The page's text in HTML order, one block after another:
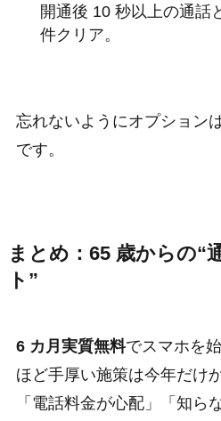
開通後 10 秒以上の通話
件クリア。
忘れないようにオプション
です。
まとめ：65 歳からの“
ト”
6 カ月実質無料でスマホを
ほど手厚い施策は今年だけ
「電話料金が心配」「知ら